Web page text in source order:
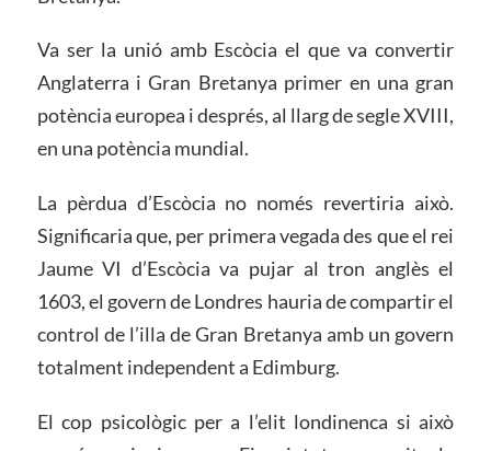
Va ser la unió amb Escòcia el que va convertir
Anglaterra i Gran Bretanya primer en una gran
potència europea i després, al llarg de segle XVIII,
en una potència mundial.
La pèrdua d’Escòcia no només revertiria això.
Significaria que, per primera vegada des que el rei
Jaume VI d’Escòcia va pujar al tron anglès el
1603, el govern de Londres hauria de compartir el
control de l’illa de Gran Bretanya amb un govern
totalment independent a Edimburg.
El cop psicològic per a l’elit londinenca si això